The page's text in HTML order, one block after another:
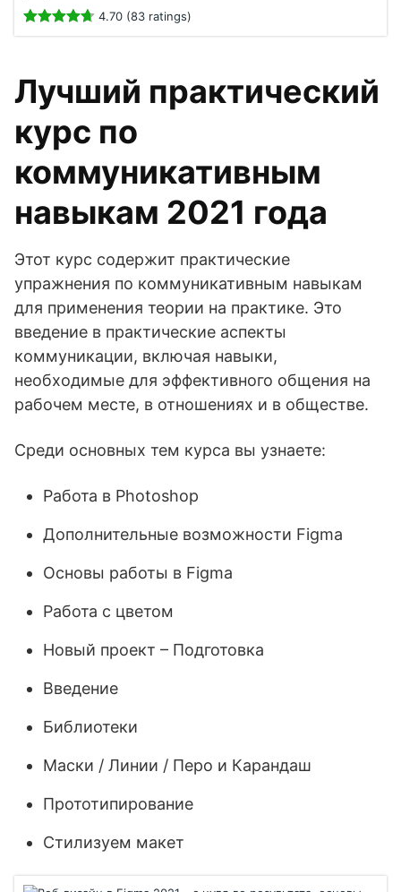
4.70 (83 ratings)
Лучший практический
курс по
коммуникативным
навыкам 2021 года
Этот курс содержит практические
упражнения по коммуникативным навыкам
для применения теории на практике. Это
введение в практические аспекты
коммуникации, включая навыки,
необходимые для эффективного общения на
рабочем месте, в отношениях и в обществе.
Среди основных тем курса вы узнаете:
Работа в Photoshop
Дополнительные возможности Figma
Основы работы в Figma
Работа с цветом
Новый проект – Подготовка
Введение
Библиотеки
Маски / Линии / Перо и Карандаш
Прототипирование
Стилизуем макет